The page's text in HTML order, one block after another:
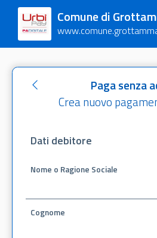
Comune di
Paga senza
Crea nuovo
Dati debitore
Nome o Ragione Sociale
Cognome